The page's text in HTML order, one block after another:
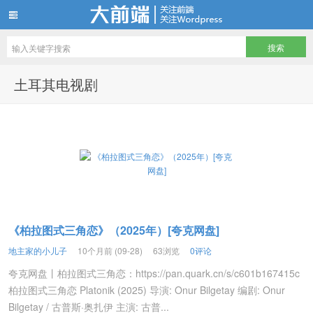
土耳其电视剧
《柏拉图式三角恋》（2025年）[夸克网盘]
地主家的小儿子 10个月前 (09-28) 63浏览 0评论
夸克网盘丨柏拉图式三角恋：https://pan.quark.cn/s/c601b167415c
柏拉图式三角恋 Platonik (2025) 导演: Onur Bilgetay 编剧: Onur
Bilgetay / 古普斯·奥扎伊 主演: 古普...